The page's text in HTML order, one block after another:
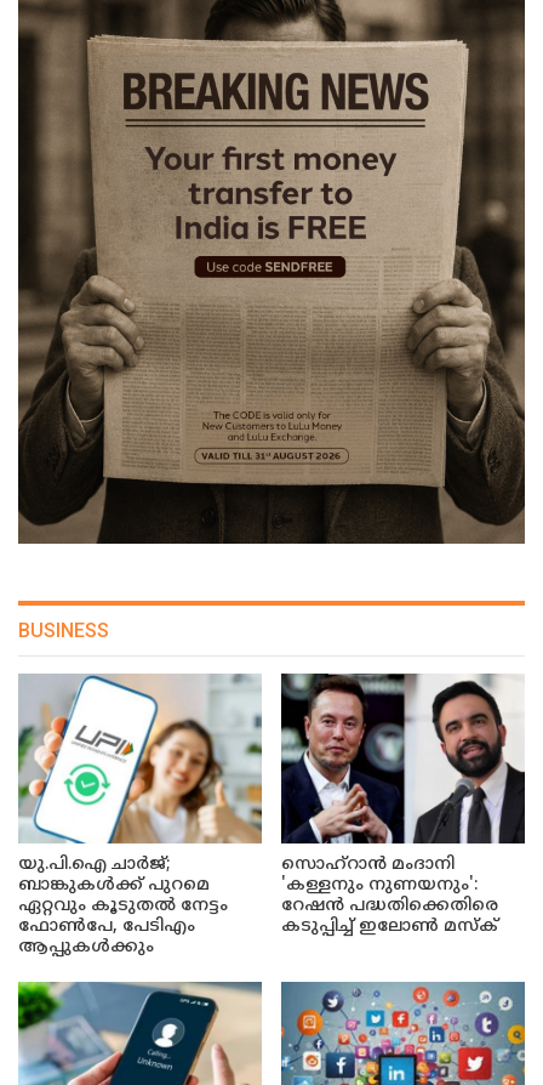
BUSINESS
യു.പി.ഐ ചാർജ്;
ബാങ്കുകൾക്ക് പുറമെ
ഏറ്റവും കൂടുതൽ നേട്ടം
ഫോൺപേ, പേടിഎം
ആപ്പുകൾക്കും
സൊഹ്റാൻ മംദാനി
'കള്ളനും നുണയനും':
റേഷൻ പദ്ധതിക്കെതിരെ
കടുപ്പിച്ച് ഇലോൺ മസ്ക്